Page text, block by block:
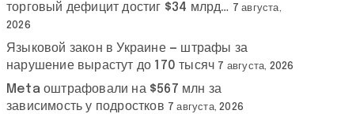
торговый дефицит достиг $34 млрд… 7 августа,
2026
Языковой закон в Украине — штрафы за
нарушение вырастут до 170 тысяч 7 августа, 2026
Meta оштрафовали на $567 млн за
зависимость у подростков 7 августа, 2026